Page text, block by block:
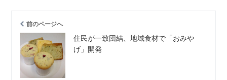
前のページへ
住民が一致団結、地域食材で「おみや
げ」開発